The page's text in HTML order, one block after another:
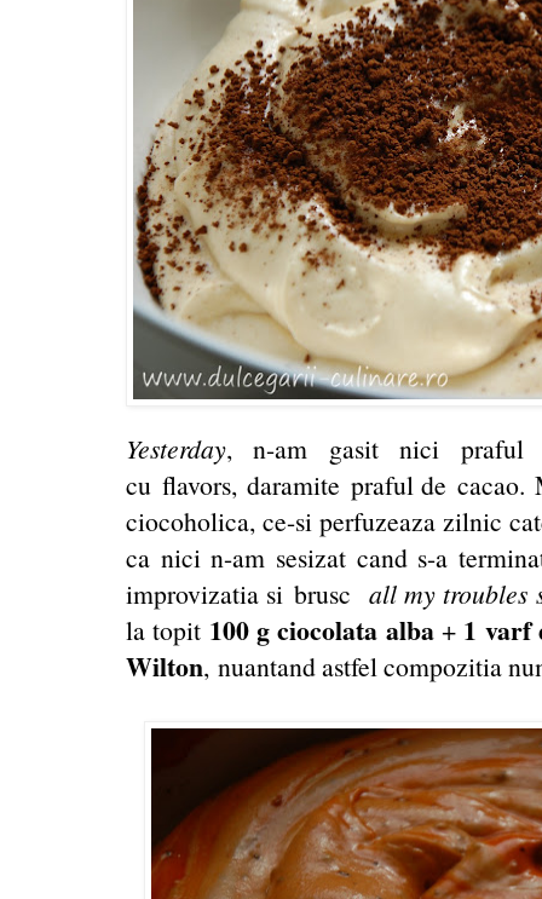
Yesterday, n-am gasit nici praful
cu flavors, daramite praful de
ciocoholica, ce-si perfuzeaza zilnic
ca nici n-am sesizat cand s-a
improvizatia si brusc all my troubles
la topit 100 g ciocolata alba+ 1 varf
Wilton, nuantand astfel compozitia